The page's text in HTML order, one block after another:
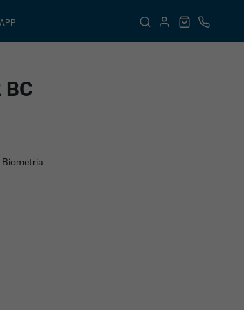
APP
BC
Biometria